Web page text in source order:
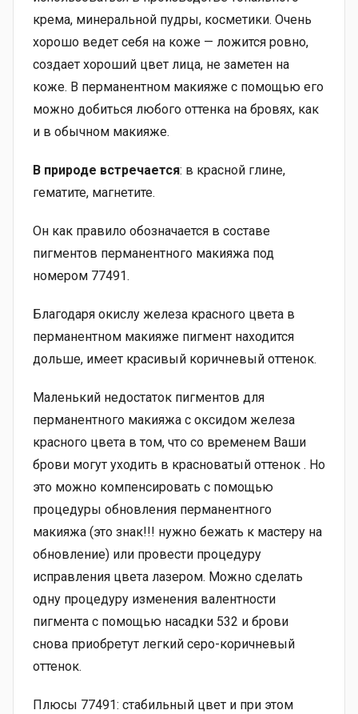
крема, минеральной пудры, косметики. Очень
хорошо ведет себя на коже — ложится ровно,
создает хороший цвет лица, не заметен на
коже. ‎В перманентном макияже с помощью его
можно добиться любого оттенка на бровях, как
и в обычном макияже.
В природе встречается: в красной глине,
гематите, магнетите.
Он как правило обозначается в составе
пигментов перманентного макияжа под
номером 77491.
Благодаря окислу железа красного цвета в
перманентном макияже пигмент находится
дольше, имеет красивый коричневый оттенок.
Маленький недостаток пигментов для
перманентного макияжа с оксидом железа
красного цвета в том, что со временем Ваши
брови могут уходить в красноватый оттенок . Но
это можно компенсировать с помощью
процедуры обновления перманентного
макияжа (это знак!!! нужно бежать к мастеру на
обновление) или провести процедуру
исправления цвета лазером. Можно сделать
одну процедуру изменения валентности
пигмента с помощью насадки 532 и брови
снова приобретут легкий серо-коричневый
оттенок.
Плюсы 77491: стабильный цвет и при этом